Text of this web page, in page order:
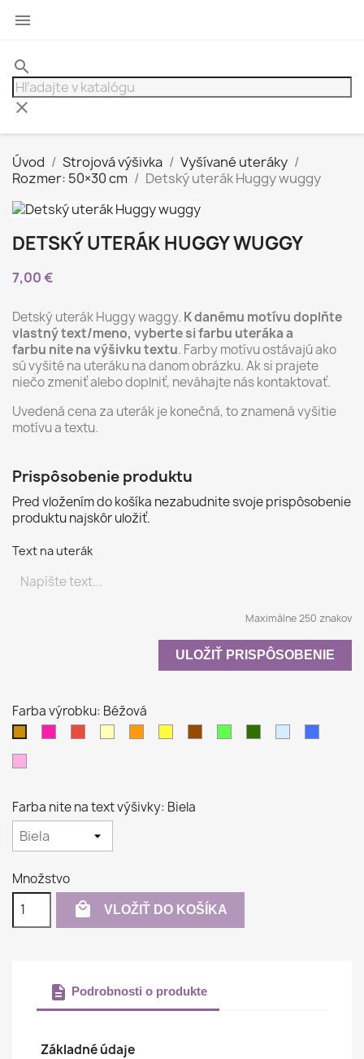

search
clear
Úvod Strojová výšivka
Vyšívané uteráky
Rozmer: 50×30 cm
Detský uterák Huggy wuggy
DETSKÝ UTERÁK HUGGY WUGGY
7,00 €
Detský uterák Huggy waggy. K danému motívu doplňte
vlastný text/meno, vyberte si farbu uteráka a
farbu nite na výšivku textu. Farby motívu ostávajú ako
sú vyšité na uteráku na danom obrázku. Ak si prajete
niečo zmeniť alebo doplniť, neváhajte nás kontaktovať.
Uvedená cena za uterák je konečná, to znamená vyšitie
motívu a textu.
Prispôsobenie produktu
Pred vložením do košíka nezabudnite svoje prispôsobenie
produktu najskôr uložiť.
Text na uterák
Maximálne 250 znakov
ULOŽIŤ PRISPÔSOBENIE
Farba výrobku: Béžová
Farba nite na text výšivky: Biela
Množstvo
 VLOŽIŤ DO KOŠÍKA
description Podrobnosti o produkte
Základné údaje